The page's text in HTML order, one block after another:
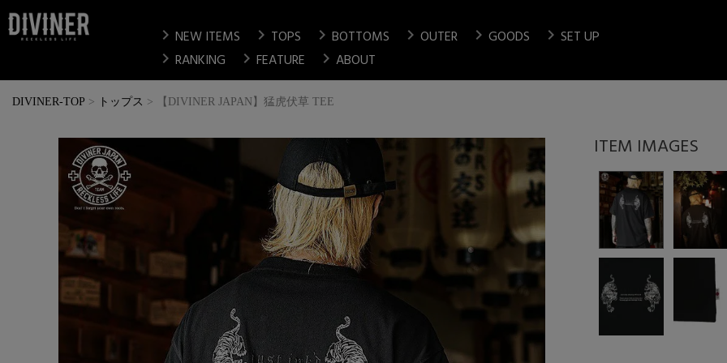
chevron_right NEW ITEMS chevron_right TOPS chevron_right BOTTOMS chevron_right OUTER chevron_right GOODS chevron_right SET UP
chevron_right RANKING chevron_right FEATURE chevron_right ABOUT
DIVINER-TOP トップス 【DIVINER JAPAN】猛虎伏草 TEE